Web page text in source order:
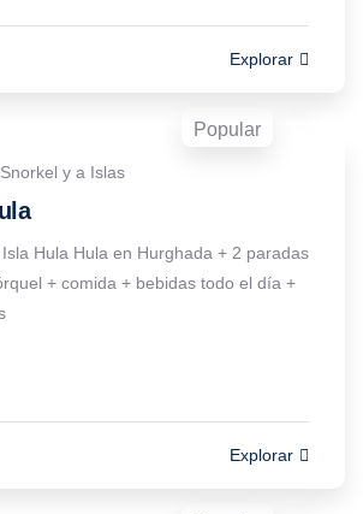
Explorar
Popular
y a Islas
Hula Hula en Hurghada + 2 paradas
+ comida + bebidas todo el día +
Explorar